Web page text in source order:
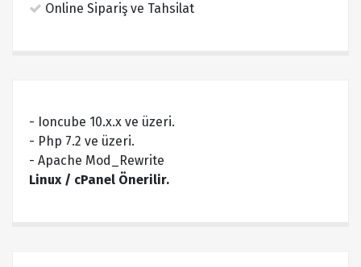
Online Sipariş ve Tahsilat
- Ioncube 10.x.x ve üzeri.
- Php 7.2 ve üzeri.
- Apache Mod_Rewrite
Linux / cPanel Önerilir.